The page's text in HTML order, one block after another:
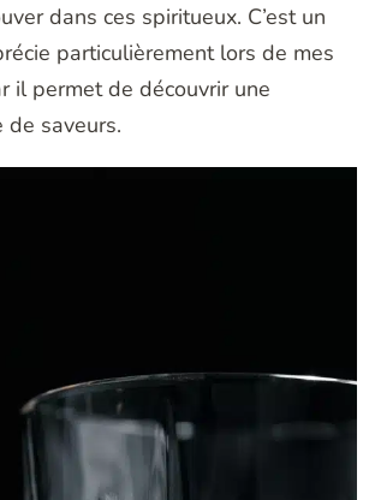
dans ces spiritueux. C’est un
particulièrement lors de mes
il permet de découvrir une
saveurs.